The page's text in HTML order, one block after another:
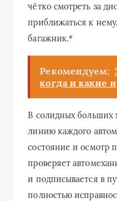
чётко смотреть за
приближаться к
багажник.*
Рекомендуем:
когда и какие
В солидных больших
линию каждого
состояние и осмотр
проверяет
и подписывается в
полностью